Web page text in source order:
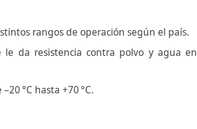
rangos de operación según el país.
le da resistencia contra polvo y agua en
°C hasta +70 °C.